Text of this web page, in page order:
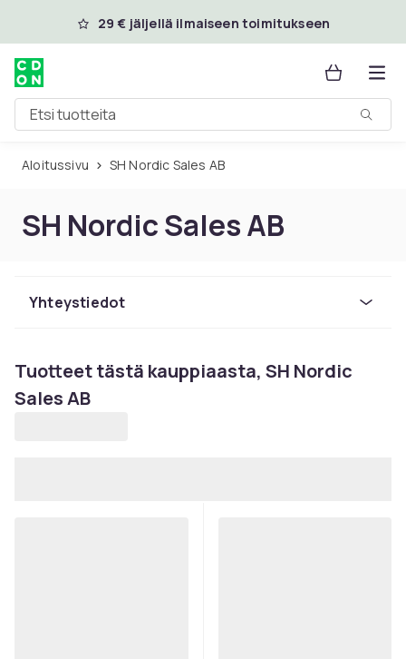
Ohita ja siirry pääsisältöön
29 € jäljellä ilmaiseen toimitukseen
Etsi tuotteita
Aloitussivu SH Nordic Sales AB
SH Nordic Sales AB
Yhteystiedot
Tuotteet tästä kauppiaasta, SH Nordic
Sales AB